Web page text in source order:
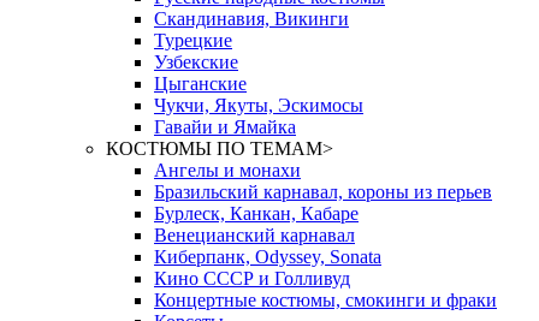
Скандинавия, Викинги
Турецкие
Узбекские
Цыганские
Чукчи, Якуты, Эскимосы
Гавайи и Ямайка
КОСТЮМЫ ПО ТЕМАМ>
Ангелы и монахи
Бразильский карнавал, короны из перьев
Бурлеск, Канкан, Кабаре
Венецианский карнавал
Киберпанк, Odyssey, Sonata
Кино СССР и Голливуд
Концертные костюмы, смокинги и фраки